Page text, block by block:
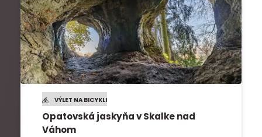
VÝLET NA BICYKLI
Opatovská jaskyňa v Skalke nad
Váhom